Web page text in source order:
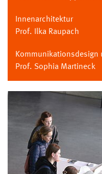
Innenarchitektur
Prof. Ilka Raupach
Kommunikationsdesign
Prof. Sophia Martineck